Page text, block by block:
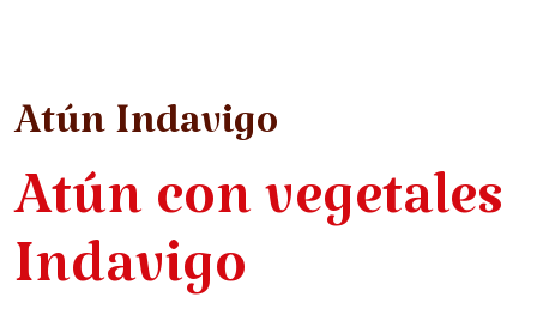
Atún Indavigo
Atún con vegetales
Indavigo